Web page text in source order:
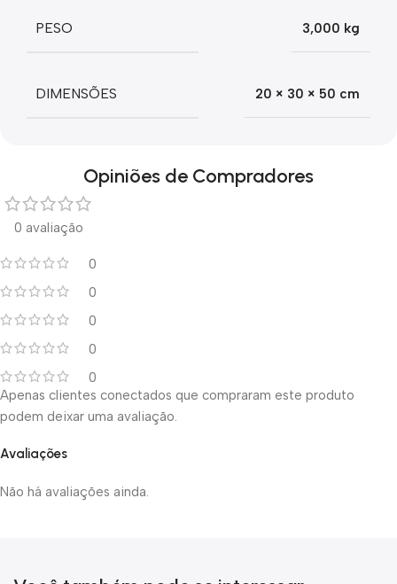
PESO 3,000 kg
DIMENSÕES 20 × 30 × 50 cm
Opiniões de Compradores
0 avaliação
0
0
0
0
0
Avaliações
Não há avaliações ainda.
Apenas clientes conectados que compraram este produto
podem deixar uma avaliação.